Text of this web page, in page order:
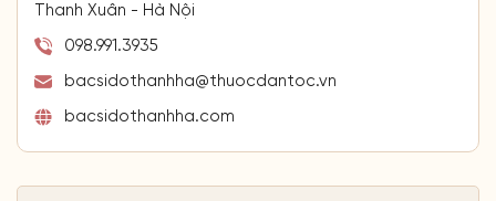
Thanh Xuân - Hà Nội
098.991.3935
bacsidothanhha@thuocdantoc.vn
bacsidothanhha.com